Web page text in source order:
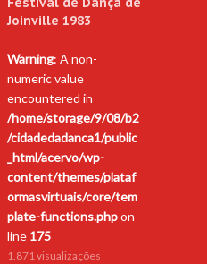
Joinville 1983
Warning: A non-
numeric value
encountered in
/home/storage/9/08/b2
/cidadedadanca1/public
_html/acervo/wp-
content/themes/plataf
ormasvirtuais/core/tem
plate-functions.phpon
line 175
1.871 visualizações